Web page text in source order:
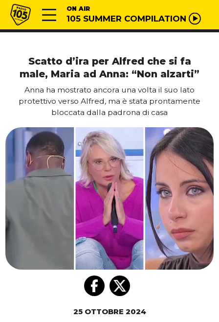
Vai al contenuto
Radio 105 ON AIR
105 SUMMER COMPILATION
Scatto d’ira per Alfred che si fa
male, Maria ad Anna: “Non alzarti”
Anna ha mostrato ancora una volta il suo lato
protettivo verso Alfred, ma è stata prontamente
bloccata dalla padrona di casa
25 OTTOBRE 2024